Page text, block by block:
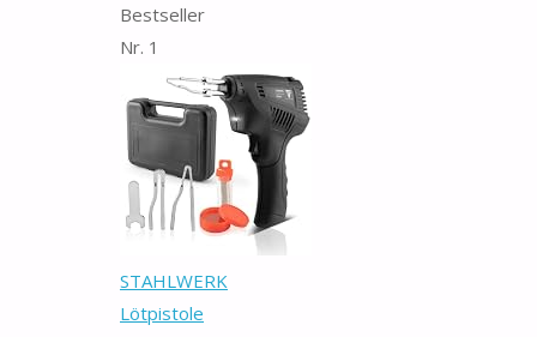
Bestseller
Nr. 1
STAHLWERK
Lötpistole